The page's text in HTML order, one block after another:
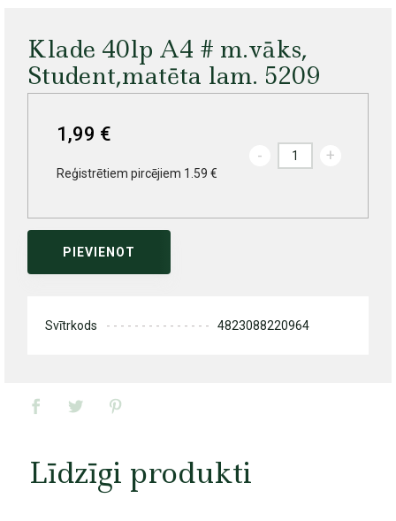
Klade 40lp A4 # m.vāks,
Student,matēta lam. 5209
1,99 €
Reģistrētiem pircējiem 1.59 €
- +
PIEVIENOT
Svītrkods 4823088220964
Līdzīgi produkti